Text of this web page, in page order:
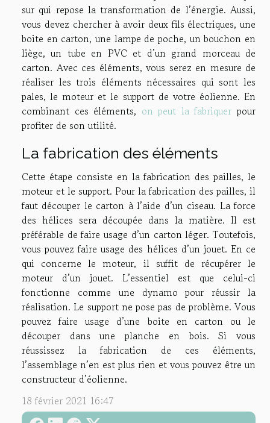
sur qui repose la transformation de l’énergie. Aussi,
vous devez chercher à avoir deux fils électriques, une
boite en carton, une lampe de poche, un bouchon en
liège, un tube en PVC et d’un grand morceau de
carton. Avec ces éléments, vous serez en mesure de
réaliser les trois éléments nécessaires qui sont les
pales, le moteur et le support de votre éolienne. En
combinant ces éléments, on peut la fabriquer pour
profiter de son utilité.
La fabrication des éléments
Cette étape consiste en la fabrication des pailles, le
moteur et le support. Pour la fabrication des pailles, il
faut découper le carton à l’aide d’un ciseau. La force
des hélices sera découpée dans la matière. Il est
préférable de faire usage d’un carton léger. Toutefois,
vous pouvez faire usage des hélices d’un jouet. En ce
qui concerne le moteur, il suffit de récupérer le
moteur d’un jouet. L’essentiel est que celui-ci
fonctionne comme une dynamo pour réussir la
réalisation. Le support ne pose pas de problème. Vous
pouvez faire usage d’une boite en carton ou le
découper dans une planche en bois. Si vous
réussissez la fabrication de ces éléments,
l’assemblage n’en est plus rien et vous pouvez être un
constructeur d’éolienne.
18 février 2021 16:47